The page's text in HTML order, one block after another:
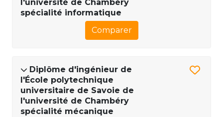
l'université de Chambéry
spécialité informatique
Comparer
Diplôme d'ingénieur de
l'École polytechnique
universitaire de Savoie de
l'université de Chambéry
spécialité mécanique